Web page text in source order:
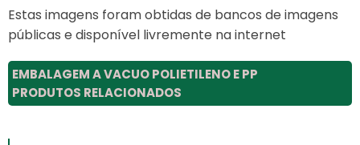
Estas imagens foram obtidas de bancos de imagens
públicas e disponível livremente na internet
EMBALAGEM A VACUO POLIETILENO E PP
PRODUTOS RELACIONADOS